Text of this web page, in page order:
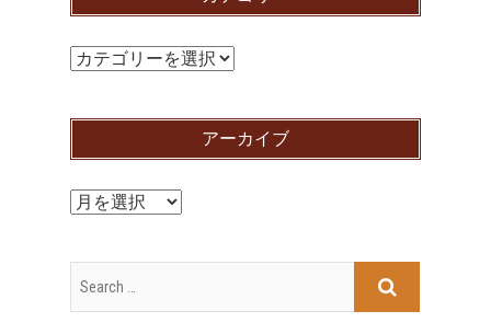
カ
ゴ
アーカイブ
ア
カ
イ